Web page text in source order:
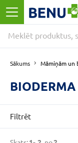
Sākums Māmiņām un
FiltrētNoņemt
filtrus
Kategorijas
Bērniem
zīdaiņiem
(2)
Bērnu
kosmētika
un
higiēnas
Filtrēt